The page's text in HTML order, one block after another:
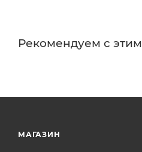
Рекомендуем с
МАГАЗИН